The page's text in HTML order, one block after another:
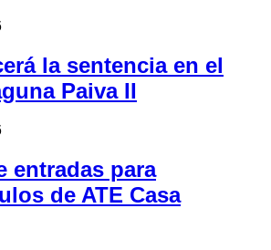
la sentencia en el
Paiva II
entradas para
de ATE Casa